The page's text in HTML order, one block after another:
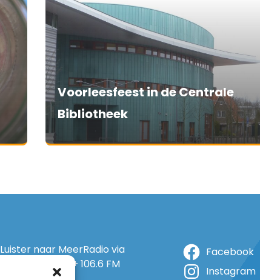
Voorleesfeest in de Centrale
Bibliotheek
Luister naar MeerRadio via
Ether: 105.5 FM + 106.6 FM
Facebook
Instagram